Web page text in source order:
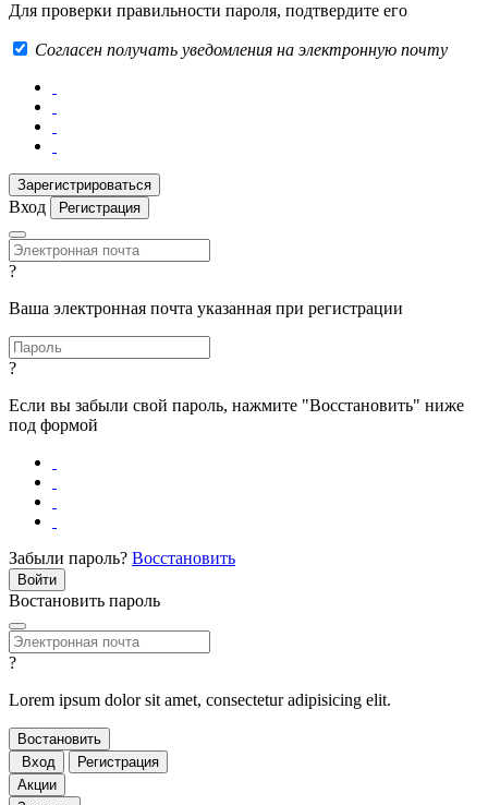
Для проверки правильности пароля, подтвердите его
Согласен получать уведомления на электронную почту
Вход Регистрация
?
Ваша электронная почта указанная при регистрации
?
Если вы забыли свой пароль, нажмите "Восстановить" ниже
под формой
Забыли пароль? Восстановить
Востановить пароль
?
Lorem ipsum dolor sit amet, consectetur adipisicing elit.
Вход
Регистрация
Акции